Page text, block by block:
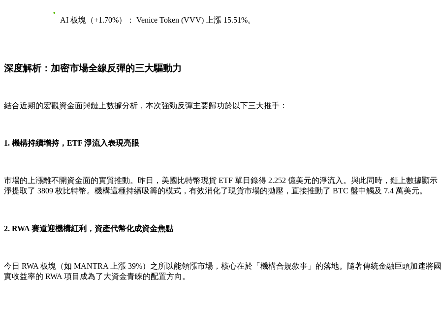
AI 板塊（+1.70%）： Venice Token (VVV) 上漲 15.51%。
深度解析：加密市場全線反彈的三大驅動力
結合近期的宏觀資金面與鏈上數據分析，本次強勁反彈主要歸功於以下三大推手：
1. 機構持續增持，ETF 淨流入表現亮眼
市場的上漲離不開資金面的實質推動。昨日，美國比特幣現貨 ETF 單日錄得 2.252 億美元的淨流入 。與此同時，鏈上數據顯示
淨提取了 3809 枚比特幣。機構這種持續吸籌的模式，有效消化了現貨市場的拋壓，直接推動了 BTC 盤中觸及 7.4 萬美元。
2. RWA 賽道迎機構紅利，資產代幣化成資金焦點
今日 RWA 板塊（如 MANTRA 上漲 39%）之所以能領漲市場，核心在於「機構合規敘事」的落地。隨著傳統金融巨頭加速將
實收益率的 RWA 項目成為了大資金青睞的配置方向。